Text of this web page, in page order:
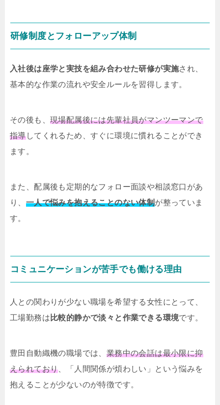
研修制度とフォローアップ体制
入社後は座学と実技を組み合わせた研修が実施され、
基本的な作業の流れや安全ルールを習得します。
その後も、 現場配属後には先輩社員がマンツーマンで
指導してくれるため、すぐに環境に慣れることができ
ます。
また、配属後も定期的なフォロー面談や相談窓口があ
り、 一人で悩みを抱えることのない体制が整っていま
す。
コミュニケーションが苦手でも働ける理由
人との関わりが少ない職場を希望する女性にとって、
工場勤務は 比較的静かで淡々と作業できる環境です。
豊田自動織機の職場では、 業務中の会話は最小限に抑
えられており 、「人間関係が煩わしい」という悩みを
抱えることが少ないのが特徴です。